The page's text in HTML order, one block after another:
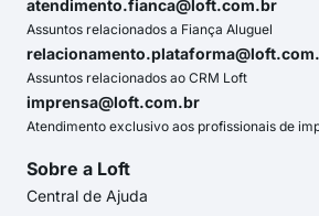
atendimento.fianca@loft.com.br
Assuntos relacionados a Fiança Aluguel
Assuntos relacionados ao CRM Loft
imprensa@loft.com.br
Atendimento exclusivo aos profissionais de
Sobre a Loft
Central de Ajuda